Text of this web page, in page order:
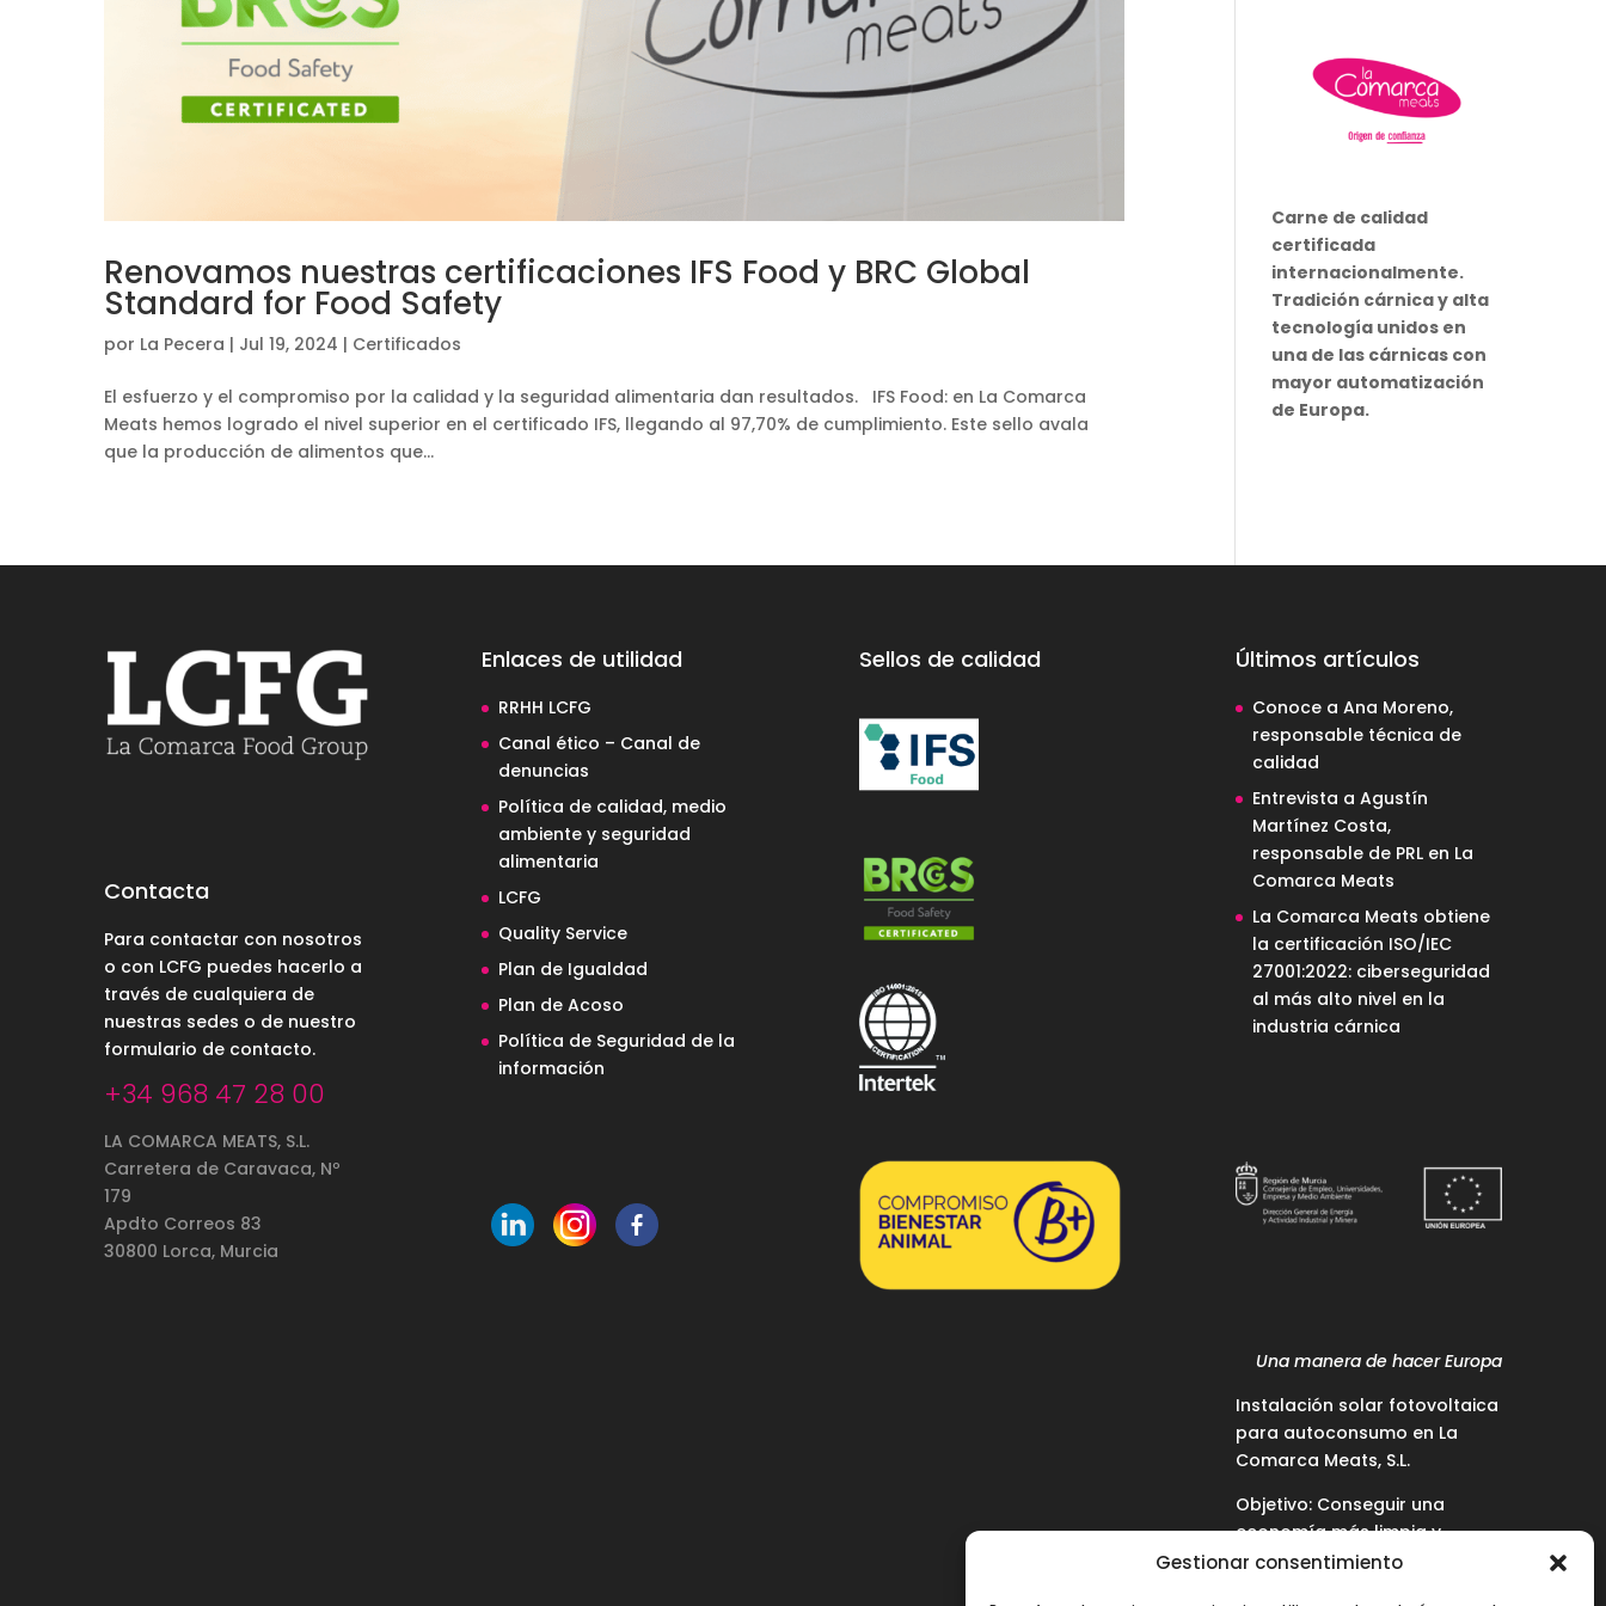
Gestionar consentimiento
Renovamos nuestras certificaciones IFS Food y BRC Global
Standard for Food Safety
por La Pecera | Jul 19, 2024 | Certificados
El esfuerzo y el compromiso por la calidad y la seguridad alimentaria dan resultados. IFS Food: en La Comarca
Meats hemos logrado el nivel superior en el certificado IFS, llegando al 97,70% de cumplimiento. Este sello avala
que la producción de alimentos que...
Carne de calidad
certificada
internacionalmente.
Tradición cárnica y alta
tecnología unidos en
una de las cárnicas con
mayor automatización
de Europa.
Contacta
Para contactar con nosotros
o con LCFG puedes hacerlo a
través de cualquiera de
nuestras sedes o de nuestro
formulario de contacto.
+34 968 47 28 00
LA COMARCA MEATS, S.L.
Carretera de Caravaca, Nº
179
Apdto Correos 83
30800 Lorca, Murcia
Enlaces de utilidad
RRHH LCFG
Canal ético – Canal de
denuncias
Política de calidad, medio
ambiente y seguridad
alimentaria
LCFG
Quality Service
Plan de Igualdad
Plan de Acoso
Política de Seguridad de la
información
Sellos de calidad Últimos artículos
Conoce a Ana Moreno,
responsable técnica de
calidad
Entrevista a Agustín
Martínez Costa,
responsable de PRL en La
Comarca Meats
La Comarca Meats obtiene
la certificación ISO/IEC
27001:2022: ciberseguridad
al más alto nivel en la
industria cárnica
Una manera de hacer Europa
Instalación solar fotovoltaica
para autoconsumo en La
Comarca Meats, S.L.
Objetivo: Conseguir una
economía más limpia y
sostenible.